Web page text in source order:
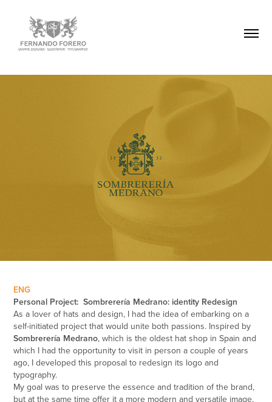
ENG
Personal Project: Sombrerería Medrano: identity Redesign
As a lover of hats and design, I had the idea of ​​embarking on a
self-initiated project that would unite both passions. Inspired by
Sombrerería Medrano, which is the oldest hat shop in Spain and
which I had the opportunity to visit in person a couple of years
ago, I developed this proposal to redesign its logo and
typography.
My goal was to preserve the essence and tradition of the brand,
but at the same time offer it a more modern and versatile image,